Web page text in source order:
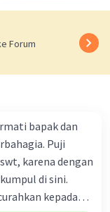
Forum
bapak dan
Puji
karena dengan
di sini.
kepada